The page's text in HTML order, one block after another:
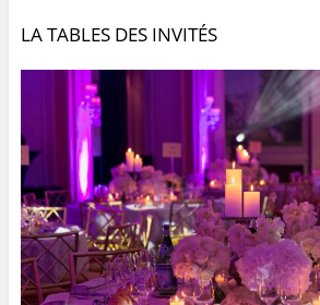
LA TABLES DES INVITÉS